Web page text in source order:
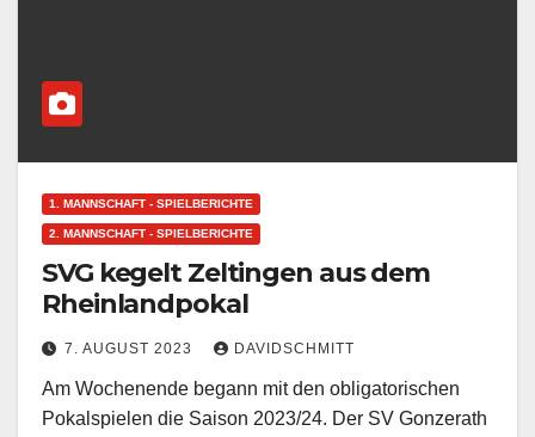
1. MANNSCHAFT - SPIELBERICHTE
2. MANNSCHAFT - SPIELBERICHTE
SVG kegelt Zeltingen aus dem
Rheinlandpokal
7. AUGUST 2023 DAVIDSCHMITT
Am Wochenende begann mit den obligatorischen
Pokalspielen die Saison 2023/24. Der SV Gonzerath